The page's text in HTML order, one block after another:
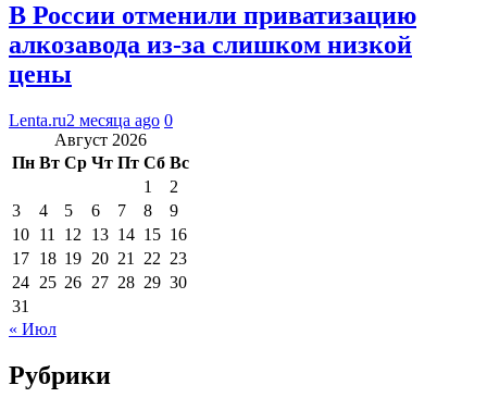
В России отменили приватизацию
алкозавода из-за слишком низкой
цены
Lenta.ru2 месяца ago 0
Август 2026
Пн Вт Ср Чт Пт Сб Вс
1
2
3
4 5 6 7 8
9
10 11 12 13 14 15 16
17 18 19 20 21 22 23
24 25 26 27 28 29 30
31
« Июл
Рубрики